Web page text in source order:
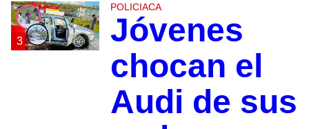
3
POLICIACA
Jóvenes
chocan el
Audi de sus